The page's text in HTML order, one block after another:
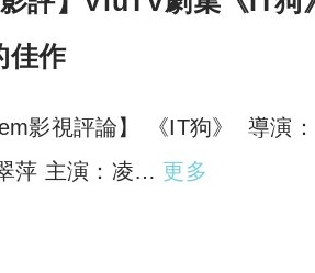
佳作
影視評論】 《IT狗》 導演
萍 主演：凌… 更多